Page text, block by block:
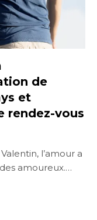
de
et
rendez-vous
l’amour a
amoureux.…